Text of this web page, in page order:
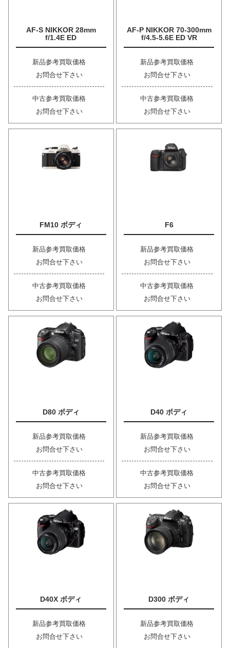
AF-S NIKKOR 28mm
f/1.4E ED
新品参考買取価格
お問合せ下さい
中古参考買取価格
お問合せ下さい
AF-P NIKKOR 70-300mm
f/4.5-5.6E ED VR
新品参考買取価格
お問合せ下さい
中古参考買取価格
お問合せ下さい
FM10 ボディ
新品参考買取価格
お問合せ下さい
中古参考買取価格
お問合せ下さい
F6
新品参考買取価格
お問合せ下さい
中古参考買取価格
お問合せ下さい
D80 ボディ
新品参考買取価格
お問合せ下さい
中古参考買取価格
お問合せ下さい
D40 ボディ
新品参考買取価格
お問合せ下さい
中古参考買取価格
お問合せ下さい
D40X ボディ
新品参考買取価格
お問合せ下さい
D300 ボディ
新品参考買取価格
お問合せ下さい